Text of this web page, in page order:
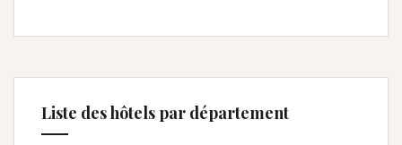
Liste des hôtels par département